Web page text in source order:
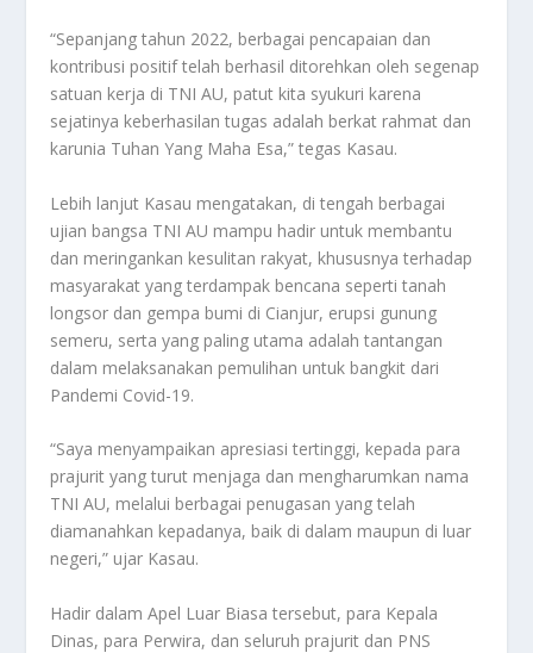
“Sepanjang tahun 2022, berbagai pencapaian dan
kontribusi positif telah berhasil ditorehkan oleh segenap
satuan kerja di TNI AU, patut kita syukuri karena
sejatinya keberhasilan tugas adalah berkat rahmat dan
karunia Tuhan Yang Maha Esa,” tegas Kasau.
Lebih lanjut Kasau mengatakan, di tengah berbagai
ujian bangsa TNI AU mampu hadir untuk membantu
dan meringankan kesulitan rakyat, khususnya terhadap
masyarakat yang terdampak bencana seperti tanah
longsor dan gempa bumi di Cianjur, erupsi gunung
semeru, serta yang paling utama adalah tantangan
dalam melaksanakan pemulihan untuk bangkit dari
Pandemi Covid-19.
“Saya menyampaikan apresiasi tertinggi, kepada para
prajurit yang turut menjaga dan mengharumkan nama
TNI AU, melalui berbagai penugasan yang telah
diamanahkan kepadanya, baik di dalam maupun di luar
negeri,” ujar Kasau.
Hadir dalam Apel Luar Biasa tersebut, para Kepala
Dinas, para Perwira, dan seluruh prajurit dan PNS